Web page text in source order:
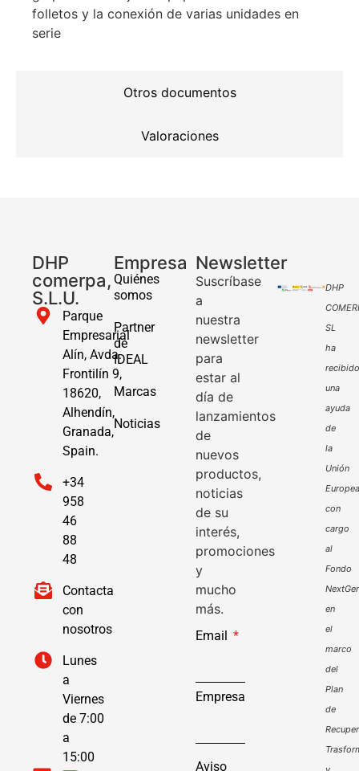
Otros documentos
Valoraciones
folletos y la conexión de varias unidades en
serie
DHP
comerpa,
S.L.U.
Parque
Empresarial
Alín, Avda.
Frontilín 9,
18620,
Alhendín,
Granada,
Spain.
+34
958
46
88
48
Contacta
con
nosotros
Lunes
a
Viernes
de 7:00
a
15:00
Empresa
Quiénes
somos
Partner
de
IDEAL
Marcas
Noticias
Newsletter
Suscríbase
a
nuestra
newsletter
para
estar al
día de
lanzamientos
de
nuevos
productos,
noticias
de su
interés,
promociones
y
mucho
más.
Email
Empresa
Aviso
DHP
SL
ha
recibido
una
ayuda
de
la
Unión
Europea
con
cargo
al
Fondo
en
el
marco
del
Plan
de